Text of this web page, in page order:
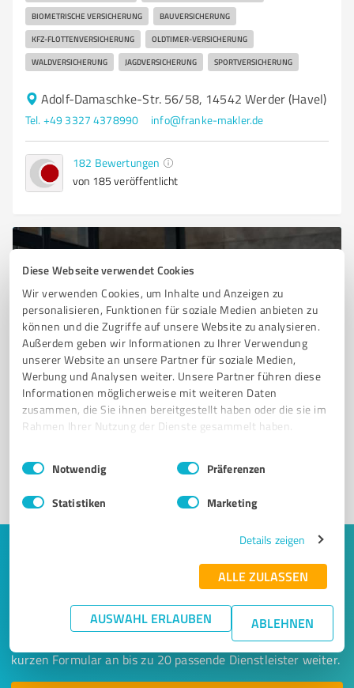
Diese Webseite verwendet Cookies
Wir verwenden Cookies, um Inhalte und Anzeigen zu
personalisieren, Funktionen für soziale Medien anbieten zu
können und die Zugriffe auf unsere Website zu analysieren.
Außerdem geben wir Informationen zu Ihrer Verwendung
unserer Website an unsere Partner für soziale Medien,
Werbung und Analysen weiter. Unsere Partner führen diese
Informationen möglicherweise mit weiteren Daten
zusammen, die Sie ihnen bereitgestellt haben oder die sie im
Rahmen Ihrer Nutzung der Dienste gesammelt haben.
Impressum Datenschutzbestimmungen
Einwilligungsauswahl
Notwendig Präferenzen
Statistiken Marketing
Details zeigen
ALLE ZULASSEN
AUSWAHL ERLAUBEN ABLEHNEN
BIOMETRISCHE VERSICHERUNG BAUVERSICHERUNG
KFZ-FLOTTENVERSICHERUNG OLDTIMER-VERSICHERUNG
WALDVERSICHERUNG JAGDVERSICHERUNG SPORTVERSICHERUNG
Adolf-Damaschke-Str. 56/58, 14542 Werder (Havel)
Tel. +49 3327 4378990 info@franke-makler.de
182 Bewertungen
von 185 veröffentlicht
Sie möchten auch hier gelistet werden?
Registrieren Sie sich jetzt und werden Sie ein von
Kunden empfohlener ProvenExpert!
Keine Zeit für lange Recherchen und E-
Mails? Jetzt Angebote empfangen!
Lassen Sie sich einfach von passenden Experten in Ihrer
Nähe kontaktieren! Wir leiten Ihr Anliegen aus einem
kurzen Formular an bis zu 20 passende Dienstleister weiter.